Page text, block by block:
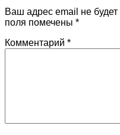
Ваш адрес email не будет
поля помечены *
Комментарий *